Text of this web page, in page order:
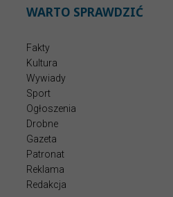
WARTO SPRAWDZIĆ
Fakty
Kultura
Wywiady
Sport
Ogłoszenia
Drobne
Gazeta
Patronat
Reklama
Redakcja